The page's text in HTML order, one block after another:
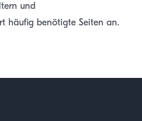
und
häufig benötigte Seiten an.